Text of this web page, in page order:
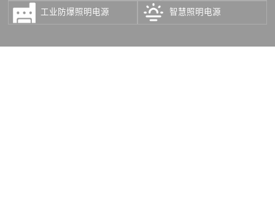
工业防爆照明电源 智慧照明电源